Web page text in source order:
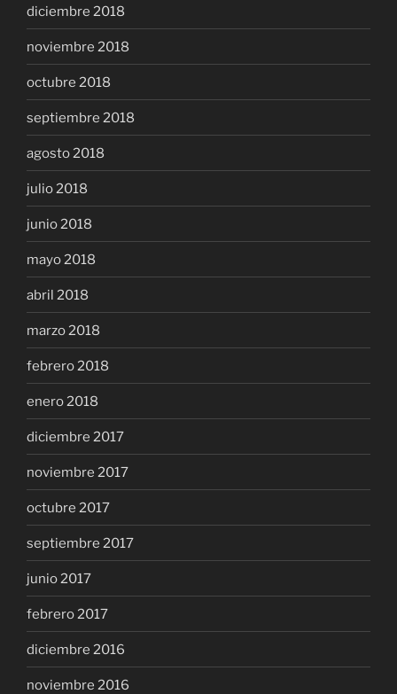
diciembre 2018
noviembre 2018
octubre 2018
septiembre 2018
agosto 2018
julio 2018
junio 2018
mayo 2018
abril 2018
marzo 2018
febrero 2018
enero 2018
diciembre 2017
noviembre 2017
octubre 2017
septiembre 2017
junio 2017
febrero 2017
diciembre 2016
noviembre 2016